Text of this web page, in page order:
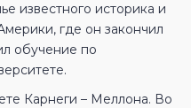
известного историка и
где он закончил
обучение по
Карнеги – Меллона. Во